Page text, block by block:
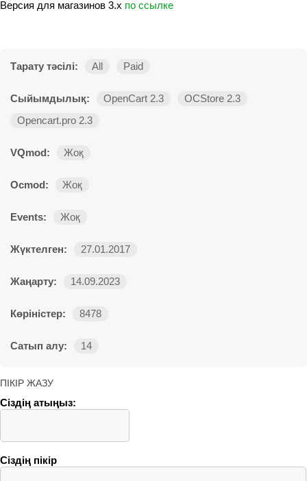
Версия для магазинов 3.х по ссылке
Тарату тәсілі: All Paid
Сыйымдылық: OpenCart 2.3
OCStore 2.3
Opencart.pro 2.3
VQmod: Жоқ
Ocmod: Жоқ
Events: Жоқ
Жүктелген: 27.01.2017
Жаңарту: 14.09.2023
Көріністер: 8478
Сатып алу: 14
ПІКІР ЖАЗУ
Сіздің атыңыз:
Сіздің пікір